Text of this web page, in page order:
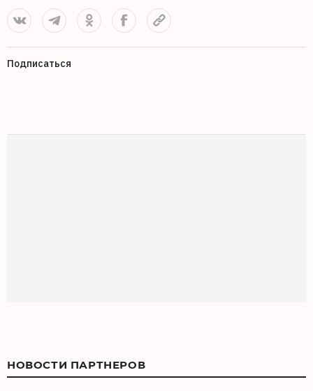
Подписаться
НОВОСТИ ПАРТНЕРОВ